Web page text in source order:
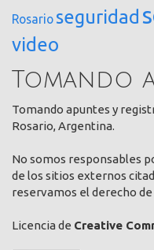
Rosario seguridad
video
Tomando
Tomando apuntes y
Rosario, Argentina.
No somos responsables
de los sitios externos
reservamos el derecho
Licencia de Creative